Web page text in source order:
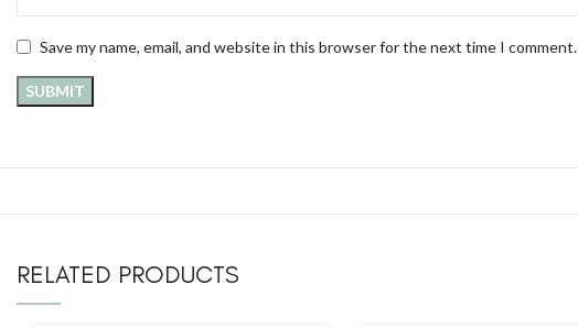
Save my name, email, and website in this browser for the next time I comment.
RELATED PRODUCTS